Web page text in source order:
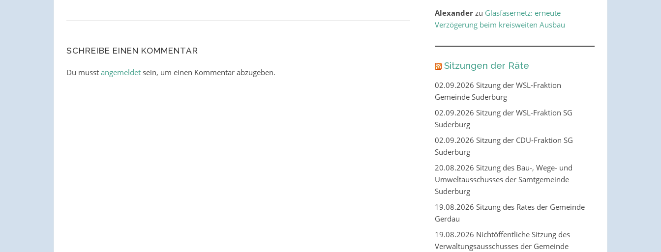
SCHREIBE EINEN KOMMENTAR
Du musst angemeldetsein, um einen Kommentar abzugeben.
Alexanderzu Glasfasernetz: erneute
Verzögerung beim kreisweiten Ausbau
Sitzungen der Räte
02.09.2026 Sitzung der WSL-Fraktion
Gemeinde Suderburg
02.09.2026 Sitzung der WSL-Fraktion SG
Suderburg
02.09.2026 Sitzung der CDU-Fraktion SG
Suderburg
20.08.2026 Sitzung des Bau-, Wege- und
Umweltausschusses der Samtgemeinde
Suderburg
19.08.2026 Sitzung des Rates der Gemeinde
Gerdau
19.08.2026 Nichtöffentliche Sitzung des
Verwaltungsausschusses der Gemeinde